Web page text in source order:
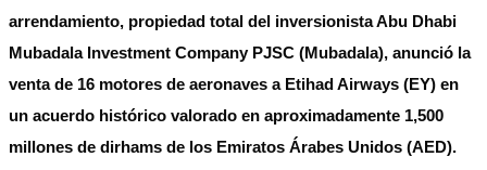
arrendamiento, propiedad total del inversionista Abu Dhabi
Mubadala Investment Company PJSC (Mubadala), anunció la
venta de 16 motores de aeronaves a Etihad Airways (EY) en
un acuerdo histórico valorado en aproximadamente 1,500
millones de dirhams de los Emiratos Árabes Unidos (AED).